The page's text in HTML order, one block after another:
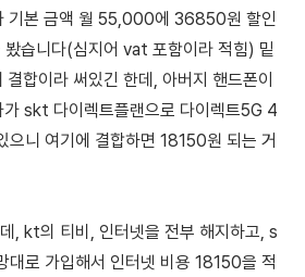
기본 금액 월 55,000에 36850원 할인
습니다(심지어 vat 포함이라 적힘) 밑
합이라 써있긴 한데, 아버지 핸드폰이
가 skt 다이렉트플랜으로 다이렉트5G 4
니 여기에 결합하면 18150원 되는 거
, kt의 티비, 인터넷을 전부 해지하고, s
대로 가입해서 인터넷 비용 18150을 적